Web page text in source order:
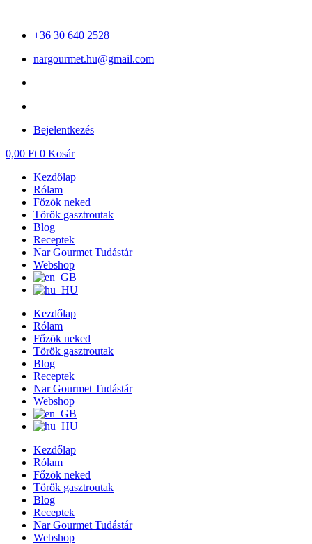
tartalomhoz+36 30 640 2528
nargourmet.hu@gmail.com
Bejelentkezés
0,00 Ft 0 Kosár
Kezdőlap
Rólam
Főzök neked
Török gasztroutak
Blog
Receptek
Nar Gourmet Tudástár
Webshop
Kezdőlap
Rólam
Főzök neked
Török gasztroutak
Blog
Receptek
Nar Gourmet Tudástár
Webshop
Kezdőlap
Rólam
Főzök neked
Török gasztroutak
Blog
Receptek
Nar Gourmet Tudástár
Webshop